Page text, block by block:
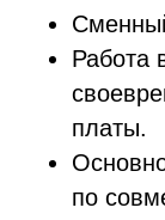
Работа
платы.
по